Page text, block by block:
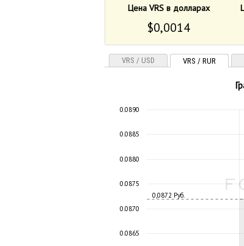
Цена VRS в долларах
$0,0014
VRS / USD VRS / RUR
0,0872 Руб.
0.0865
0.0870
0.0875
0.0880
0.0885
0.0890